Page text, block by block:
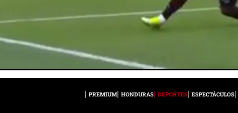
PREMIUM HONDURAS DEPORTES ESPECTÁCULOS